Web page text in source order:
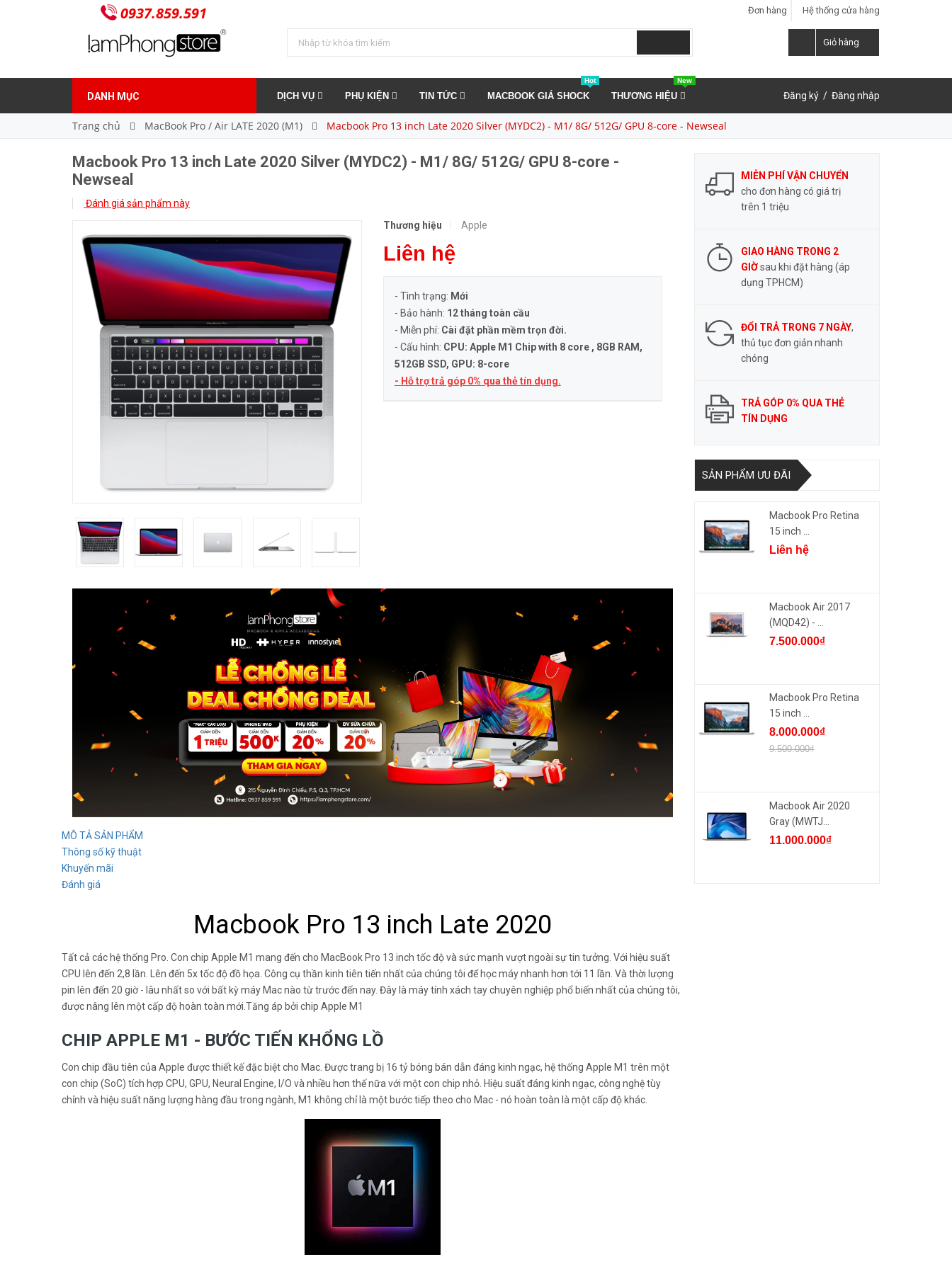
0937.859.591 Hệ thống cửa hàng
Đơn hàng
Giỏ hàng
DANH MỤC DỊCH VỤ PHỤ KIỆN TIN TỨC MACBOOK GIÁ SHOCK
Hot
THƯƠNG HIỆU
New
Đăng ký / Đăng nhập
Trang chủ MacBook Pro / Air LATE 2020 (M1) Macbook Pro 13 inch Late 2020 Silver (MYDC2) - M1/ 8G/ 512G/ GPU 8-core - Newseal
Macbook Pro 13 inch Late 2020 Silver (MYDC2) - M1/ 8G/ 512G/ GPU 8-core -
Newseal
Đánh giá sản phẩm này
Thương hiệu
Apple
Liên hệ
- Tình trạng: Mới
- Bảo hành: 12 tháng toàn cầu
- Miễn phí: Cài đặt phần mềm trọn đời.
- Cấu hình: CPU: Apple M1 Chip with 8 core , 8GB RAM,
512GB SSD, GPU: 8-core
- Hỗ trợ trả góp 0% qua thẻ tín dụng.
LIÊN HỆ ĐẶT HÀNG
0937.859.591
MÔ TẢ SẢN PHẨM
Thông số kỹ thuật
Khuyến mãi
Đánh giá
Macbook Pro 13 inch Late 2020
Tất cả các hệ thống Pro. Con chip Apple M1 mang đến cho MacBook Pro 13 inch tốc độ và sức mạnh vượt ngoài sự tin tưởng. Với hiệu suất
CPU lên đến 2,8 lần. Lên đến 5x tốc độ đồ họa. Công cụ thần kinh tiên tiến nhất của chúng tôi để học máy nhanh hơn tới 11 lần. Và thời lượng
pin lên đến 20 giờ - lâu nhất so với bất kỳ máy Mac nào từ trước đến nay. Đây là máy tính xách tay chuyên nghiệp phổ biến nhất của chúng tôi,
được nâng lên một cấp độ hoàn toàn mới.Tăng áp bởi chip Apple M1
CHIP APPLE M1 - BƯỚC TIẾN KHỔNG LỒ
Con chip đầu tiên của Apple được thiết kế đặc biệt cho Mac. Được trang bị 16 tỷ bóng bán dẫn đáng kinh ngạc, hệ thống Apple M1 trên một
con chip (SoC) tích hợp CPU, GPU, Neural Engine, I/O và nhiều hơn thế nữa với một con chip nhỏ. Hiệu suất đáng kinh ngạc, công nghệ tùy
chỉnh và hiệu suất năng lượng hàng đầu trong ngành, M1 không chỉ là một bước tiếp theo cho Mac - nó hoàn toàn là một cấp độ khác.
MIỄN PHÍ VẬN CHUYỂN
cho đơn hàng có giá trị
trên 1 triệu
GIAO HÀNG TRONG 2
GIỜsau khi đặt hàng (áp
dụng TPHCM)
ĐỔI TRẢ TRONG 7 NGÀY,
thủ tục đơn giản nhanh
chóng
TRẢ GÓP 0% QUA THẺ
TÍN DỤNG
SẢN PHẨM ƯU ĐÃI
Macbook Pro Retina
15 inch ...
Liên hệ
Macbook Air 2017
(MQD42) - ...
7.500.000₫
Macbook Pro Retina
15 inch ...
8.000.000₫
9.500.000₫
Macbook Air 2020
Gray (MWTJ...
11.000.000₫